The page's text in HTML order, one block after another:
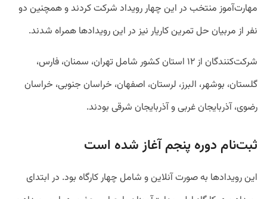
مهارت‌آموز منتخب در این چهار رویداد شرکت کردند و همچنین دو
نفر از مربیان حل تمرین کاریار نیز در این رویدادها همراه شدند.
شرکت‌کنندگان از ۱۲ استان کشور شامل تهران، سمنان، فارس،
گلستان، بوشهر، البرز، لرستان، اصفهان، خراسان جنوبی، خراسان
رضوی، آذربایجان غربی و آذربایجان شرقی بودند.
ثبت‌نام دوره پنجم آغاز شده است
این رویدادها به صورت آنلاین و شامل چهار کارگاه بود. در ابتدای